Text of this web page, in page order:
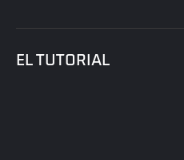
EL TUTORIAL